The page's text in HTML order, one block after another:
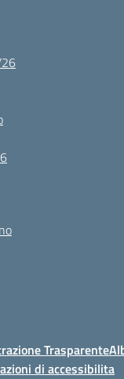
Trasparente
di accessibilita